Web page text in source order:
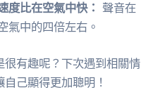
度比在空氣中快： 聲音在
氣中的四倍左右。
有趣呢？下次遇到相關情
己顯得更加聰明！